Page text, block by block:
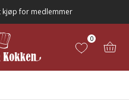
kjøp for medlemmer
0